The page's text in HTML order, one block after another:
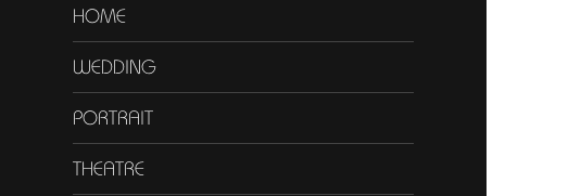
HOME
WEDDING
PORTRAIT
THEATRE